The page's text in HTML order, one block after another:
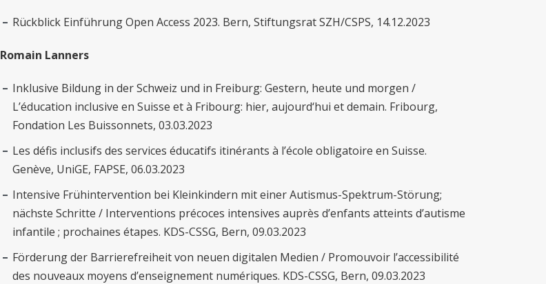
Rückblick Einführung Open Access 2023. Bern, Stiftungsrat SZH/CSPS, 14.12.2023
Romain Lanners
Inklusive Bildung in der Schweiz und in Freiburg: Gestern, heute und morgen /
L’éducation inclusive en Suisse et à Fribourg: hier, aujourd‘hui et demain. Fribourg,
Fondation Les Buissonnets, 03.03.2023
Les défis inclusifs des services éducatifs itinérants à l’école obligatoire en Suisse.
Genève, UniGE, FAPSE, 06.03.2023
Intensive Frühintervention bei Kleinkindern mit einer Autismus-Spektrum-Störung;
nächste Schritte / Interventions précoces intensives auprès d’enfants atteints d’autisme
infantile ; prochaines étapes. KDS-CSSG, Bern, 09.03.2023
Förderung der Barrierefreiheit von neuen digitalen Medien / Promouvoir l’accessibilité
des nouveaux moyens d’enseignement numériques. KDS-CSSG, Bern, 09.03.2023